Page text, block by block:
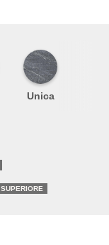
Unica